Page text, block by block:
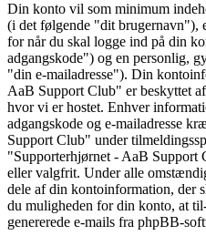
Din konto vil som minimum
(i det følgende "dit brugernavn"),
for når du skal logge ind på din
adgangskode") og en personlig,
"din e-mailadresse"). Din
AaB Support Club" er beskyttet
hvor vi er hostet. Enhver
adgangskode og e-mailadresse
Support Club" under
"Supporterhjørnet - AaB Support
eller valgfrit. Under alle
dele af din kontoinformation, der
du muligheden for din konto, at
genererede e-mails fra phpBB-